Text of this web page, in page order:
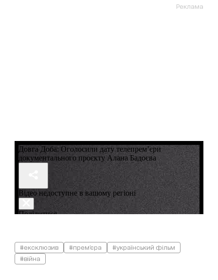
Реклама
#ексклюзив #прем'єра
#український фільм
#війна